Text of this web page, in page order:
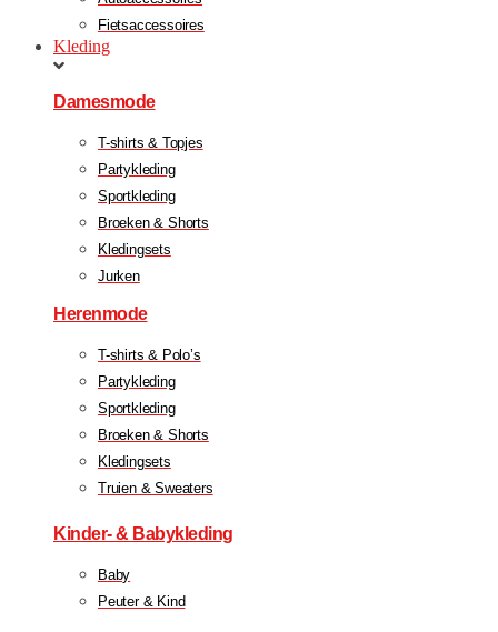
Fietsaccessoires
Kleding
Damesmode
T-shirts & Topjes
Partykleding
Sportkleding
Broeken & Shorts
Kledingsets
Jurken
Herenmode
T-shirts & Polo’s
Partykleding
Sportkleding
Broeken & Shorts
Kledingsets
Truien & Sweaters
Kinder- & Babykleding
Baby
Peuter & Kind